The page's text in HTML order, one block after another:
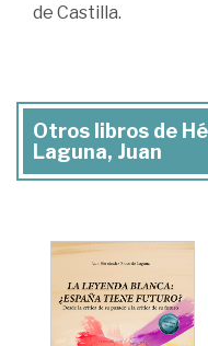
de Castilla.
Otros libros de
Laguna, Juan